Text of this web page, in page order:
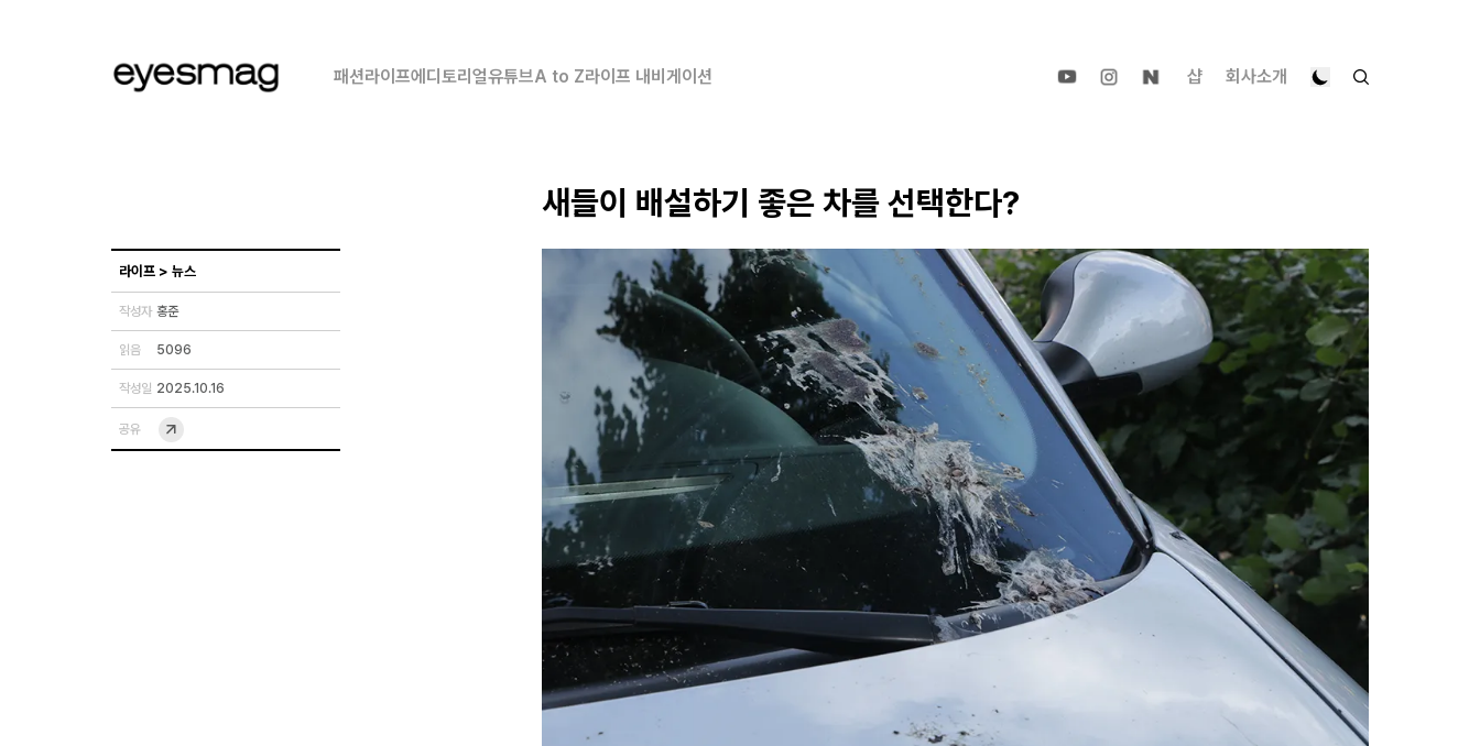
패션라이프에디토리얼유튜브A to Z라이프 내비게이션 샵 회사소개
새들이 배설하기 좋은 차를 선택한다?
라이프 > 뉴스
작성자 홍준
읽음 5096
작성일 2025.10.16
공유